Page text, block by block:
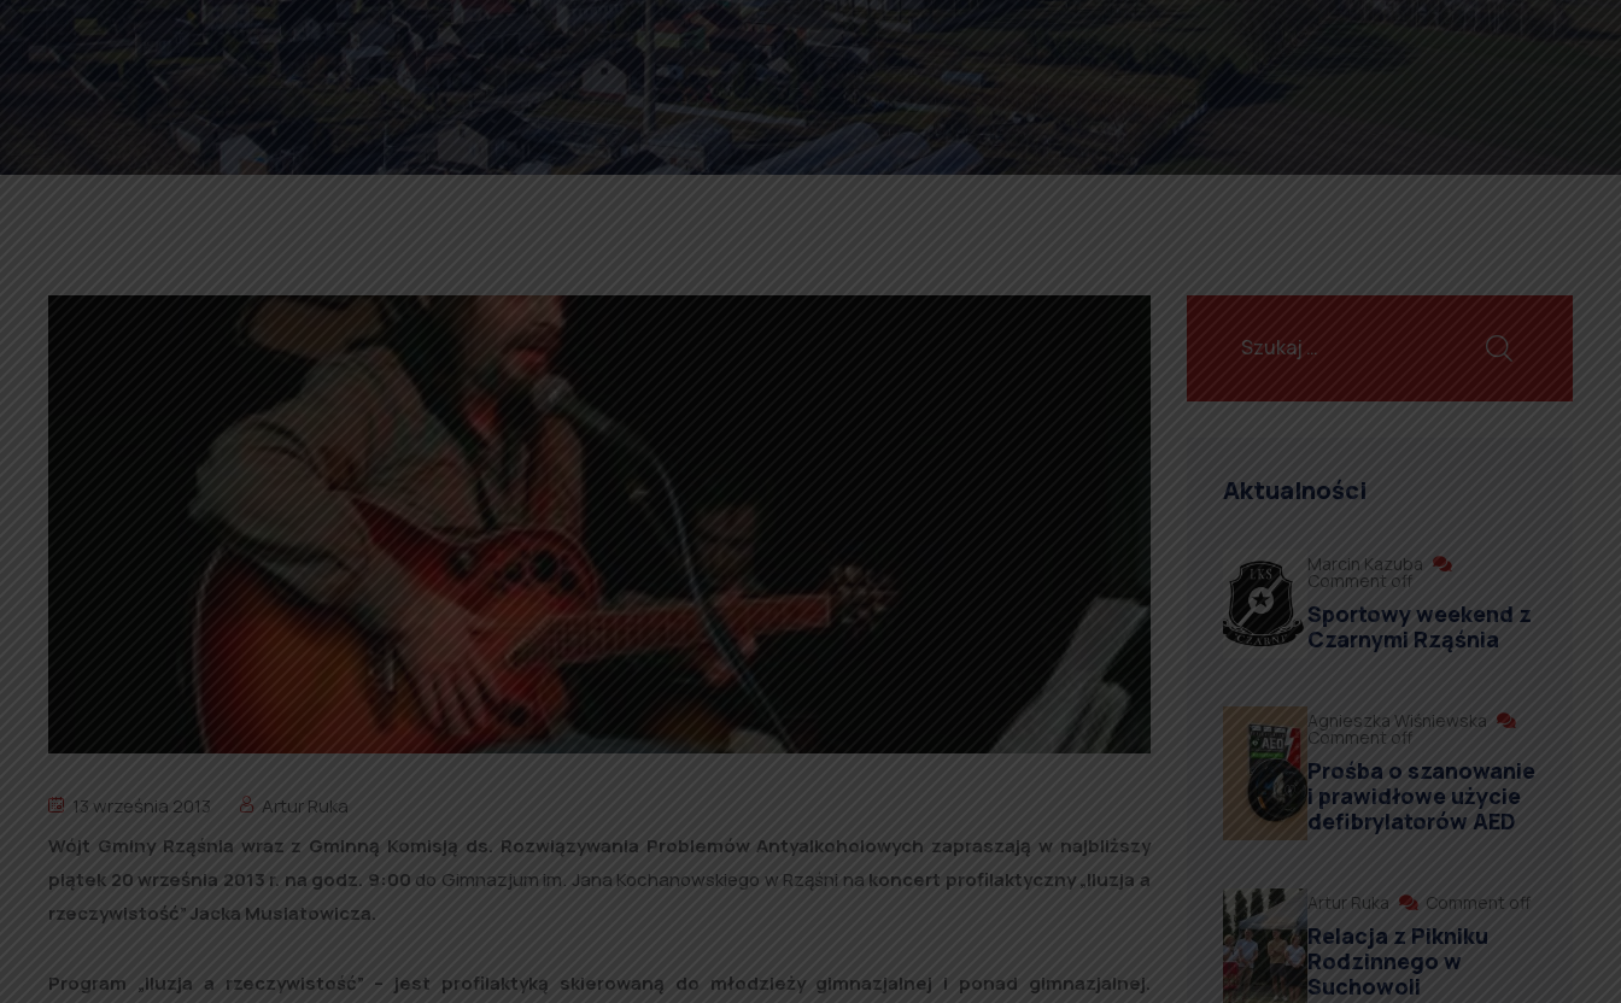
13 września 2013
Artur Ruka
Wójt Gminy Rząśnia wraz z Gminną Komisją ds. Rozwiązywania Problemów Antyalkoholowych zapraszają w najbliższy
piątek 20 września 2013 r. na godz. 9:00 do Gimnazjum im. Jana Kochanowskiego w Rząśni na koncert profilaktyczny „Iluzja a
rzeczywistość” Jacka Musiatowicza.
Program „Iluzja a rzeczywistość” – jest profilaktyką skierowaną do młodzieży gimnazjalnej i ponad gimnazjalnej.
Aktualności
Marcin Kazuba
Comment off
Sportowy weekend z
Czarnymi Rząśnia
Agnieszka Wiśniewska
Comment off
Prośba o szanowanie
i prawidłowe użycie
defibrylatorów AED
Artur Ruka Comment off
Relacja z Pikniku
Rodzinnego w
Suchowoli